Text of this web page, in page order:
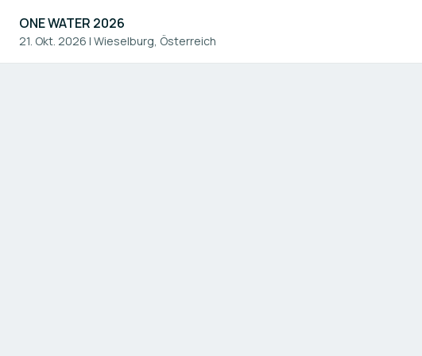
ONE WATER 2026
21. Okt. 2026 | Wieselburg, Österreich